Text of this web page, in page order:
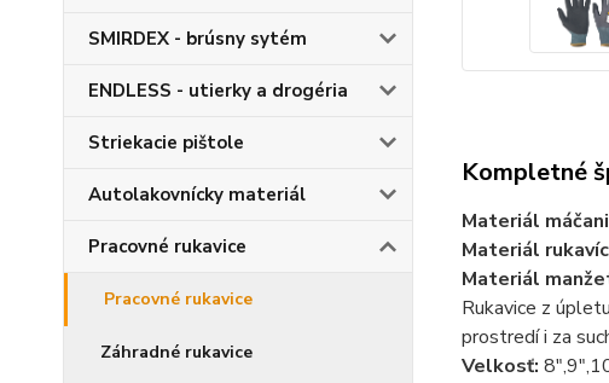
SMIRDEX - brúsny sytém
ENDLESS - utierky a drogéria
Striekacie pištole
Autolakovnícky materiál
Pracovné rukavice
Pracovné rukavice
Záhradné rukavice
Kompletné
Materiál
Materiál
Materiál
Rukavice z
prostredí i za
Velkosť: